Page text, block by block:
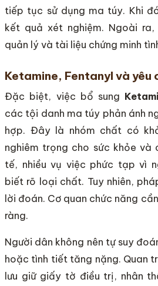
tiếp tục sử dụng ma túy. Khi
kết quả xét nghiệm. Ngoài
quản lý và tài liệu chứng minh
Ketamine, Fentanyl và yêu
Đặc biệt, việc bổ sung
các tội danh ma túy phản ánh
hợp. Đây là nhóm chất có
nghiêm trọng cho sức khỏe và
tế, nhiều vụ việc phức tạp vì
biết rõ loại chất. Tuy nhiên,
lời đoán. Cơ quan chức năng
ràng.
Người dân không nên tự suy
hoặc tình tiết tăng nặng. Quan
lưu giữ giấy tờ điều trị, nhân